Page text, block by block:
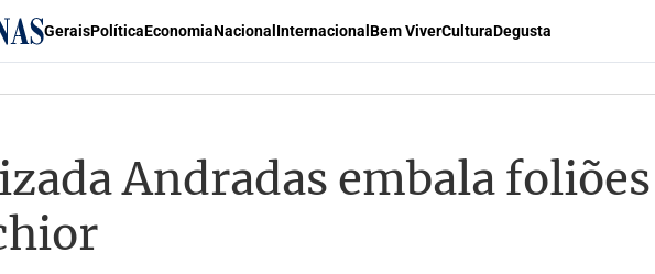
GeraisPolíticaEconomiaNacional Internacional Bem ViverCulturaDegusta
Andradas embala